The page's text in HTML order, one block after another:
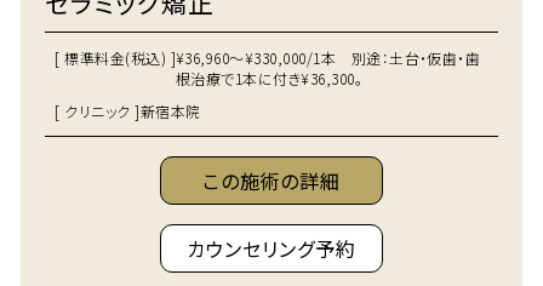
[ 標準料金(税込) ]¥36,960～¥330,000/1本 別途：土台・仮歯・歯
根治療で1本に付き¥36,300。
[ クリニック ]新宿本院
この施術の詳細
カウンセリング予約